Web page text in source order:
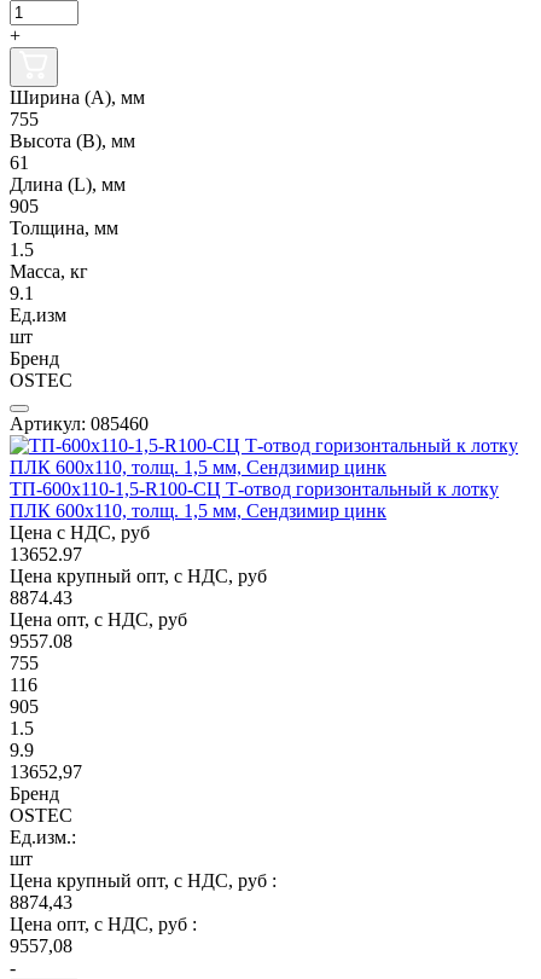
+
Ширина (А), мм
755
Высота (В), мм
61
Длина (L), мм
905
Толщина, мм
1.5
Масса, кг
9.1
Ед.изм
шт
Бренд
OSTEC
Артикул: 085460
ТП-600х110-1,5-R100-СЦ Т-отвод горизонтальный к лотку
ПЛК 600х110, толщ. 1,5 мм, Сендзимир цинк
Цена с НДС, руб
13652.97
Цена крупный опт, с НДС, руб
8874.43
Цена опт, с НДС, руб
9557.08
755
116
905
1.5
9.9
13652,97
Бренд
OSTEC
Ед.изм.:
шт
Цена крупный опт, с НДС, руб :
8874,43
Цена опт, с НДС, руб :
9557,08
-